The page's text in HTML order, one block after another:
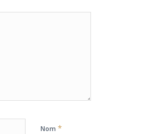
Nom *